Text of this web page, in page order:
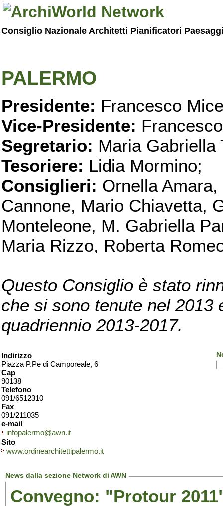
Consiglio Nazionale Architetti Pianificatori
PALERMO
Presidente: Francesco
Vice-Presidente:
Segretario: Maria Gabriella
Tesoriere: Lidia Mormino;
Consiglieri: Ornella
Cannone, Mario Chiavetta,
Monteleone, M. Gabriella
Maria Rizzo, Roberta
Questo Consiglio è stato
che si sono tenute nel 2013
quadriennio 2013-2017.
Indirizzo
Piazza P.Pe di Camporeale, 6
Cap
90138
Telefono
091/6512310
Fax
091/211035
e-mail
infopalermo@awn.it
Sito
www.ordinearchitettipalermo.it
News dalla sezione Network di AWN
Convegno: "Protour